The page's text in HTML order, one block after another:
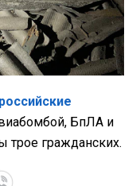
российские
БпЛА и
трое гражданских.